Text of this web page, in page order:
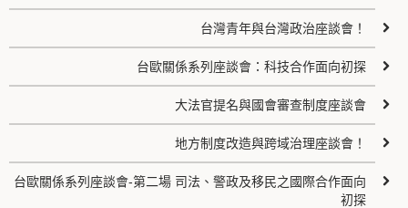
台灣青年與台灣政治座談會！
台歐關係系列座談會：科技合作面向初探
大法官提名與國會審查制度座談會
地方制度改造與跨域治理座談會！
台歐關係系列座談會-第二場 司法、警政及移民之國際合作面向
初探